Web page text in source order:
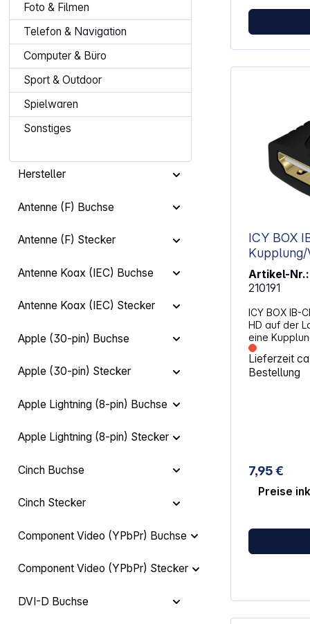
Foto & Filmen
Telefon & Navigation
Computer & Büro
Sport & Outdoor
Spielwaren
Sonstiges
Hersteller
Antenne (F) Buchse
Antenne (F) Stecker
Antenne Koax (IEC) Buchse
Antenne Koax (IEC) Stecker
Apple (30-pin) Buchse
Apple (30-pin) Stecker
Apple Lightning (8-pin) Buchse
Apple Lightning (8-pin) Stecker
Cinch Buchse
Cinch Stecker
Component Video (YPbPr) Buchse
Component Video (YPbPr) Stecker
DVI-D Buchse
reduziert
eine
Geschirmte
zurück und
Anschlussbereich
hohe
potenzielle
Materialien
verlängern
ICY BOX IB-
Artikel-Nr.:
210191
ICY BOX IB-
HD auf der
eine
(weiblich)
für die
ohne
verarbeitet,
einen
Kupplung
4K
kann man
Lieferzeit
Bestellung
7,95 €
Preise